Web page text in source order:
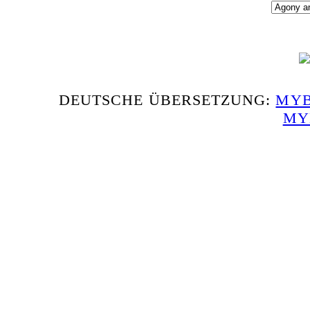
DEUTSCHE ÜBERSETZUNG: